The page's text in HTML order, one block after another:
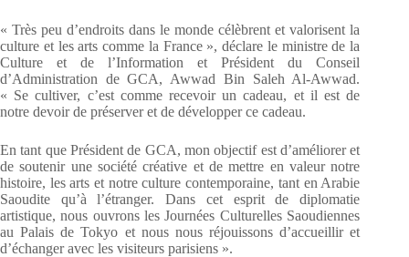
« Très peu d’endroits dans le monde célèbrent et valorisent la
culture et les arts comme la France », déclare le ministre de la
Culture et de l’Information et Président du Conseil
d’Administration de GCA, Awwad Bin Saleh Al-Awwad.
« Se cultiver, c’est comme recevoir un cadeau, et il est de
notre devoir de préserver et de développer ce cadeau.
En tant que Président de GCA, mon objectif est d’améliorer et
de soutenir une société créative et de mettre en valeur notre
histoire, les arts et notre culture contemporaine, tant en Arabie
Saoudite qu’à l’étranger. Dans cet esprit de diplomatie
artistique, nous ouvrons les Journées Culturelles Saoudiennes
au Palais de Tokyo et nous nous réjouissons d’accueillir et
d’échanger avec les visiteurs parisiens ».